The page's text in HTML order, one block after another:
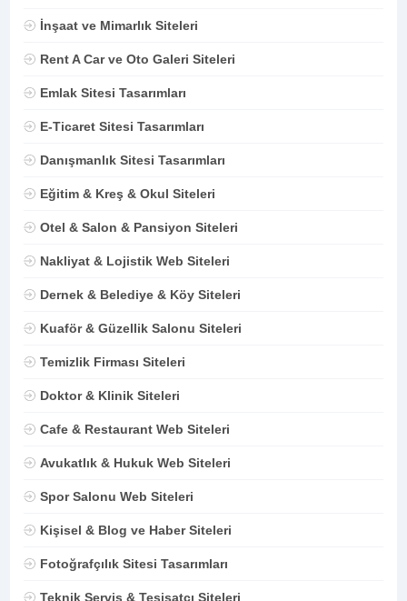
İnşaat ve Mimarlık Siteleri
Rent A Car ve Oto Galeri Siteleri
Emlak Sitesi Tasarımları
E-Ticaret Sitesi Tasarımları
Danışmanlık Sitesi Tasarımları
Eğitim & Kreş & Okul Siteleri
Otel & Salon & Pansiyon Siteleri
Nakliyat & Lojistik Web Siteleri
Dernek & Belediye & Köy Siteleri
Kuaför & Güzellik Salonu Siteleri
Temizlik Firması Siteleri
Doktor & Klinik Siteleri
Cafe & Restaurant Web Siteleri
Avukatlık & Hukuk Web Siteleri
Spor Salonu Web Siteleri
Kişisel & Blog ve Haber Siteleri
Fotoğrafçılık Sitesi Tasarımları
Teknik Servis & Tesisatçı Siteleri